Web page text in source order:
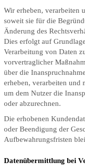
Wir erheben, verarbeiten
soweit sie für die
Änderung des
Dies erfolgt auf
Verarbeitung von Daten
vorvertraglicher
über die
erheben, verarbeiten und
um dem Nutzer die
oder abzurechnen.
Die erhobenen
oder Beendigung der
Aufbewahrungsfristen
Datenübermittlung bei